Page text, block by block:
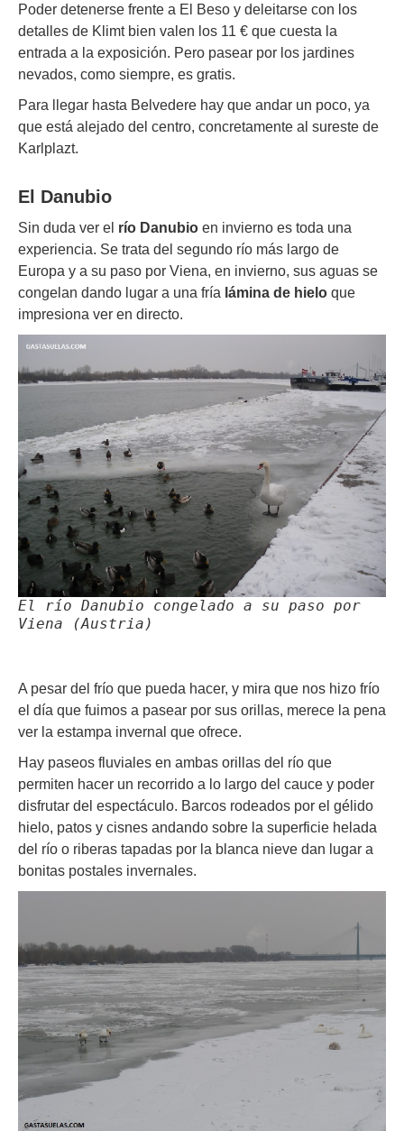
Poder detenerse frente a El Beso y deleitarse con los
detalles de Klimt bien valen los 11 € que cuesta la
entrada a la exposición. Pero pasear por los jardines
nevados, como siempre, es gratis.
Para llegar hasta Belvedere hay que andar un poco, ya
que está alejado del centro, concretamente al sureste de
Karlplazt.
El Danubio
Sin duda ver el río Danubio en invierno es toda una
experiencia. Se trata del segundo río más largo de
Europa y a su paso por Viena, en invierno, sus aguas se
congelan dando lugar a una fría lámina de hielo que
impresiona ver en directo.
El río Danubio congelado a su paso por
Viena (Austria)
A pesar del frío que pueda hacer, y mira que nos hizo frío
el día que fuimos a pasear por sus orillas, merece la pena
ver la estampa invernal que ofrece.
Hay paseos fluviales en ambas orillas del río que
permiten hacer un recorrido a lo largo del cauce y poder
disfrutar del espectáculo. Barcos rodeados por el gélido
hielo, patos y cisnes andando sobre la superficie helada
del río o riberas tapadas por la blanca nieve dan lugar a
bonitas postales invernales.